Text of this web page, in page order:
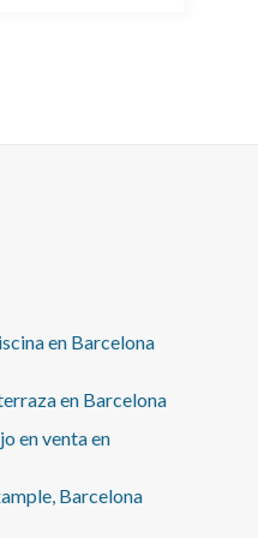
en Barcelona
en Barcelona
en venta en
Barcelona